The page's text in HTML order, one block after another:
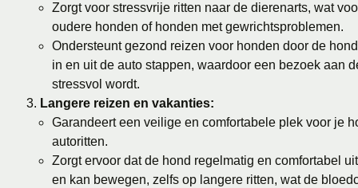
Zorgt voor stressvrije ritten naar de dierenarts, wat
oudere honden of honden met gewrichtsproblemen.
Ondersteunt gezond reizen voor honden door de
in en uit de auto stappen, waardoor een bezoek aan
stressvol wordt.
Langere reizen en vakanties:
Garandeert een veilige en comfortabele plek voor je
autoritten.
Zorgt ervoor dat de hond regelmatig en comfortabel
en kan bewegen, zelfs op langere ritten, wat de